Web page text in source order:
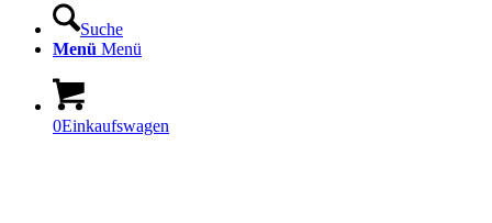
Suche
Menü Menü
0Einkaufswagen